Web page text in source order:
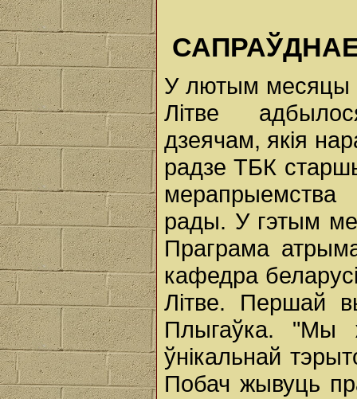
У лютым месяцы
Літве
дзеячам, якія
радзе ТБК
мерапрыемства
рады. У гэтым
Праграма
кафедра
Літве. Першай
Плыгаўка. "Мы
ўнікальнай
Побач жывуць